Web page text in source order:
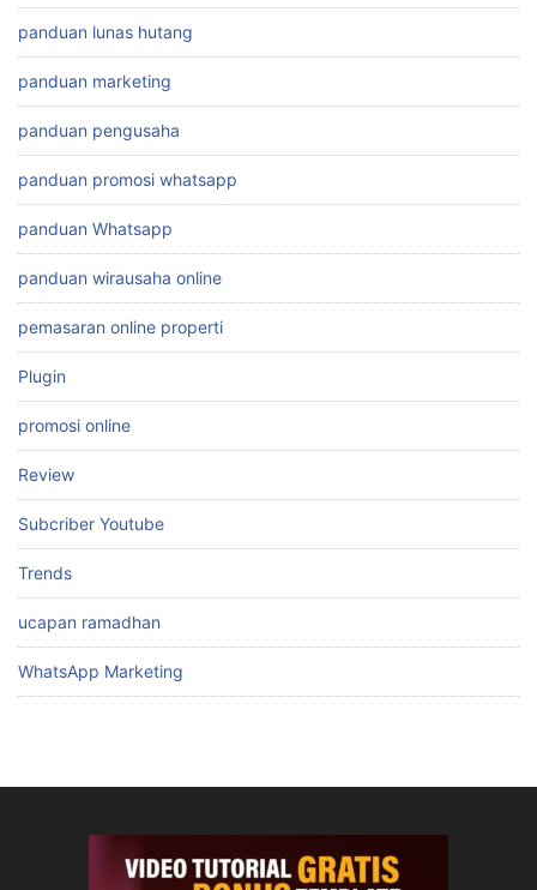
panduan lunas hutang
panduan marketing
panduan pengusaha
panduan promosi whatsapp
panduan Whatsapp
panduan wirausaha online
pemasaran online properti
Plugin
promosi online
Review
Subcriber Youtube
Trends
ucapan ramadhan
WhatsApp Marketing